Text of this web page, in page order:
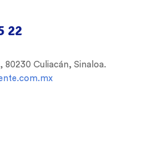
22
80230 Culiacán, Sinaloa.